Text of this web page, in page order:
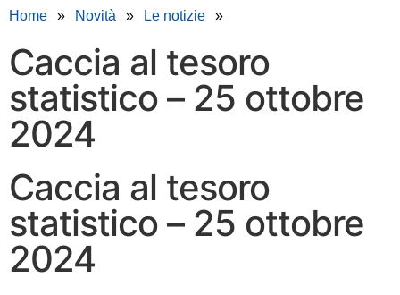
Home Novità Le notizie
Caccia al tesoro
statistico – 25 ottobre
2024
Caccia al tesoro
statistico – 25 ottobre
2024